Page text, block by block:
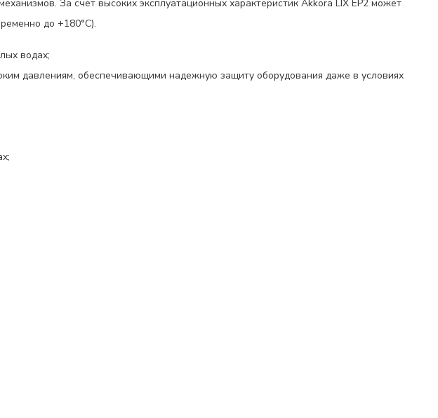
За счет высоких эксплуатационных характеристик Akkora LIX EP2 может
до +180°С).
водах;
давлениям, обеспечивающими надежную защиту оборудования даже в условиях